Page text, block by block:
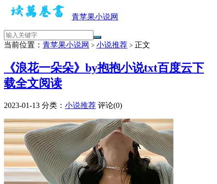
青苹果小说网
当前位置： 青苹果小说网 > 小说推荐 > 正文
《浪花一朵朵》by抱抱小说txt百度云下
载全文阅读
2023-01-13 分类： 小说推荐 评论(0)